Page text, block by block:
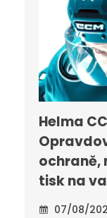
Helma
ochraně,
tisk na
07/08/